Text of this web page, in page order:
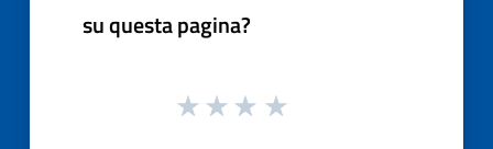
su questa pagina?